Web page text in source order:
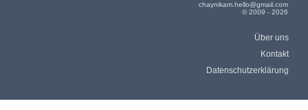
chaynikam.hello@gmail.com
© 2009 - 2026
Über uns
Kontakt
Datenschutzerklärung